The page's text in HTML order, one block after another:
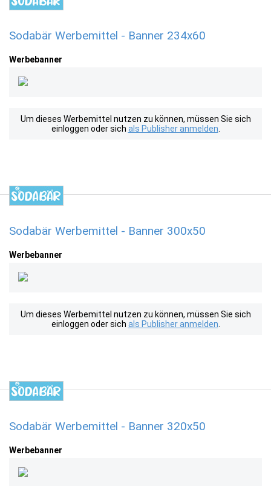
Sodabär Werbemittel - Banner 234x60
Werbebanner
Um dieses Werbemittel nutzen zu können, müssen Sie sich
einloggen oder sich als Publisher anmelden
Sodabär Werbemittel - Banner 300x50
Werbebanner
Um dieses Werbemittel nutzen zu können, müssen Sie sich
einloggen oder sich als Publisher anmelden
Sodabär Werbemittel - Banner 320x50
Werbebanner